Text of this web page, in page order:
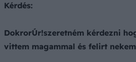
Kérdés:
DokrorÚr!szeretném kérdezni
vittem magammal és felirt